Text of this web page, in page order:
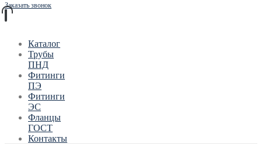
Заказать звонок
Каталог
Трубы
ПНД
Фитинги
ПЭ
Фитинги
ЭС
Фланцы
ГОСТ
Контакты